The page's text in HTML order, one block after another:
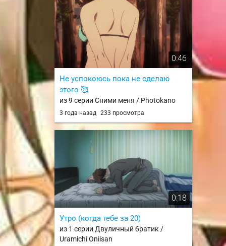
0:46
Не успокоюсь пока не сделаю
этого 🥰
из 9 серии Сними меня / Photokano
3 года назад 233 просмотра
0:18
Утро (когда тебе за 20)
из 1 серии Двуличный братик /
Uramichi Oniisan